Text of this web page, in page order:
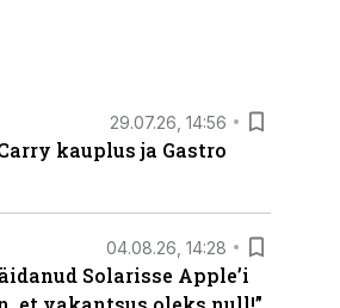
29.07.26, 14:56
kauplus ja Gastro
04.08.26, 14:28
Solarisse Apple’i